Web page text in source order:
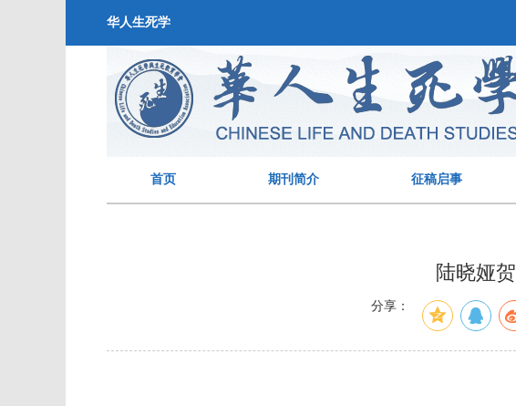
华人生死学
首页 期刊简介 征稿启事
陆晓娅贺
分享：